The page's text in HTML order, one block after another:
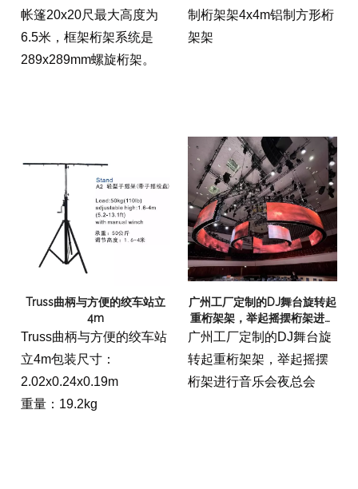
帐篷20x20尺最大高度为
6.5米，框架桁架系统是
289x289mm螺旋桁架。
制桁架架4x4m铝制方形桁
架架
Truss曲柄与方便的绞车站立
4m
Truss曲柄与方便的绞车站
立4m包装尺寸：
2.02x0.24x0.19m
重量：19.2kg
广州工厂定制的DJ舞台旋转起
重桁架架，举起摇摆桁架进行
音乐会夜总会
广州工厂定制的DJ舞台旋
转起重桁架架，举起摇摆
桁架进行音乐会夜总会